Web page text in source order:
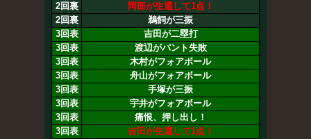
2回裏
岡部が生還して1点！
2回裏
鵜飼が三振
3回表
吉田が二塁打
3回表
渡辺がバント失敗
3回表
木村がフォアボール
3回表
舟山がフォアボール
3回表
手塚が三振
3回表
宇井がフォアボール
3回表
痛恨、押し出し！
3回表
吉田が生還して1点！